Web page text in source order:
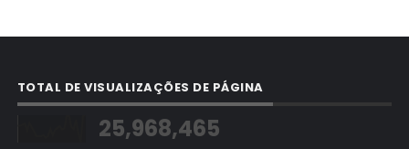
TOTAL DE VISUALIZAÇÕES DE PÁGINA
25,968,465